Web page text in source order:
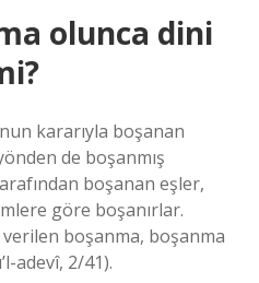
olunca dini
kararıyla boşanan
de boşanmış
boşanan eşler,
göre boşanırlar.
boşanma, boşanma
adevî, 2/41).